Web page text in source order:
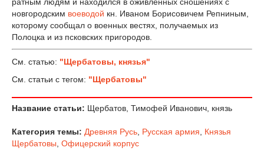
ратным людям и находился в оживленных сношениях с
новгородским воеводой кн. Иваном Борисовичем Репниным,
которому сообщал о военных вестях, получаемых из
Полоцка и из псковских пригородов.
См. статью: "Щербатовы, князья"
См. статьи с тегом: "Щербатовы"
Название статьи: Щербатов, Тимофей Иванович, князь
Категория темы: Древняя Русь Русская армия
Князья
Щербатовы Офицерский корпус